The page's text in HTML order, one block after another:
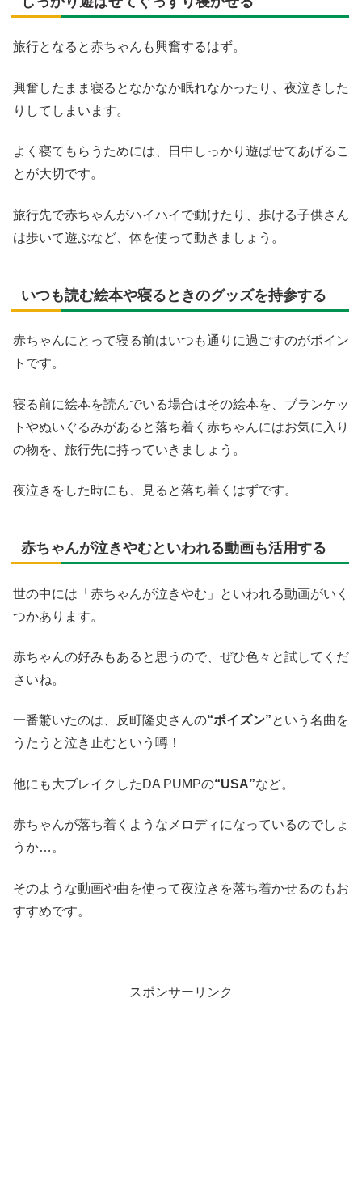
旅行となると赤ちゃんも興奮するはず。
興奮したまま寝るとなかなか眠れなかったり、夜泣きした
りしてしまいます。
よく寝てもらうためには、日中しっかり遊ばせてあげるこ
とが大切です。
旅行先で赤ちゃんがハイハイで動けたり、歩ける子供さん
は歩いて遊ぶなど、体を使って動きましょう。
いつも読む絵本や寝るときのグッズを持参する
赤ちゃんにとって寝る前はいつも通りに過ごすのがポイン
トです。
寝る前に絵本を読んでいる場合はその絵本を、ブランケッ
トやぬいぐるみがあると落ち着く赤ちゃんにはお気に入り
の物を、旅行先に持っていきましょう。
夜泣きをした時にも、見ると落ち着くはずです。
赤ちゃんが泣きやむといわれる動画も活用する
世の中には「赤ちゃんが泣きやむ」といわれる動画がいく
つかあります。
赤ちゃんの好みもあると思うので、ぜひ色々と試してくだ
さいね。
一番驚いたのは、反町隆史さんの“ポイズン”という名曲を
うたうと泣き止むという噂！
他にも大ブレイクしたDA PUMPの“USA”など。
赤ちゃんが落ち着くようなメロディになっているのでしょ
うか…。
そのような動画や曲を使って夜泣きを落ち着かせるのもお
すすめです。
スポンサーリンク